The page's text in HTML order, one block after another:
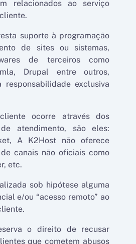
relacionados ao serviço
suporte à programação
de sites ou sistemas,
de terceiros como
Drupal entre outros,
responsabilidade exclusiva
ocorre através dos
atendimento, são eles:
A K2Host não oferece
canais não oficiais como
etc.
sob hipótese alguma
e/ou “acesso remoto” ao
o direito de recusar
que cometem abusos